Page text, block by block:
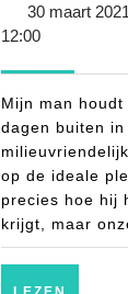
30 maart 2021
12:00
Mijn man
dagen buiten
op de ideale
precies hoe hij
krijgt, maar